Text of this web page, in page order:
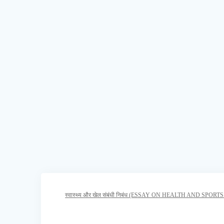
स्वास्थ्य और खेल संबंधी निबंध (ESSAY ON HEALTH AND